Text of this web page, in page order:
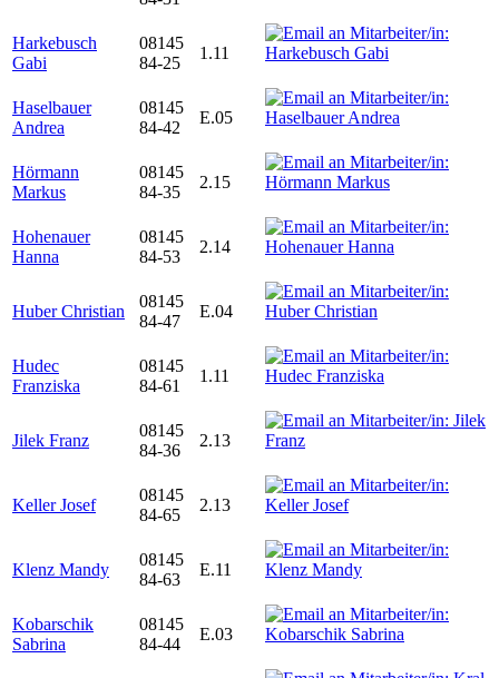
Harkebusch
Gabi
08145
84-25
1.11
Haselbauer
Andrea
08145
84-42
E.05
Hörmann
Markus
08145
84-35
2.15
Hohenauer
Hanna
08145
84-53
2.14
Huber Christian
08145
84-47
E.04
Hudec
Franziska
08145
84-61
1.11
Jilek Franz
08145
84-36
2.13
Keller Josef
08145
84-65
2.13
Klenz Mandy
08145
84-63
E.11
Kobarschik
Sabrina
08145
84-44
E.03